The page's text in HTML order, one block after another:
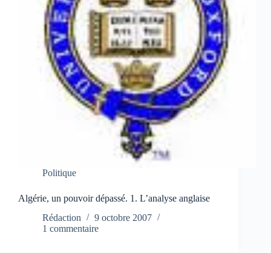
Politique
Algérie, un pouvoir dépassé. 1. L’analyse anglaise
Rédaction
9 octobre 2007
1 commentaire